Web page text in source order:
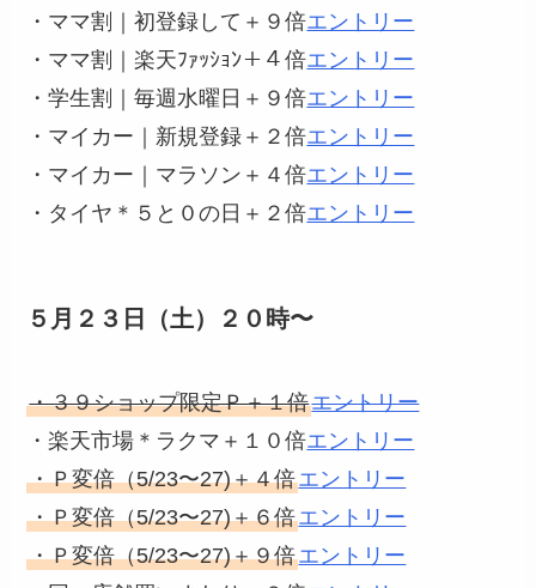
・ママ割｜初登録して＋９倍エントリー
・ママ割｜楽天ﾌｧｯｼｮﾝ＋４倍エントリー
・学生割｜毎週水曜日＋９倍エントリー
・マイカー｜新規登録＋２倍エントリー
・マイカー｜マラソン＋４倍エントリー
・タイヤ＊５と０の日＋２倍エントリー
５月２３日（土）２０時〜
・３９ショップ限定Ｐ＋１倍エントリー
・楽天市場＊ラクマ＋１０倍エントリー
・Ｐ変倍（5/23〜27)＋４倍エントリー
・Ｐ変倍（5/23〜27)＋６倍エントリー
・Ｐ変倍（5/23〜27)＋９倍エントリー